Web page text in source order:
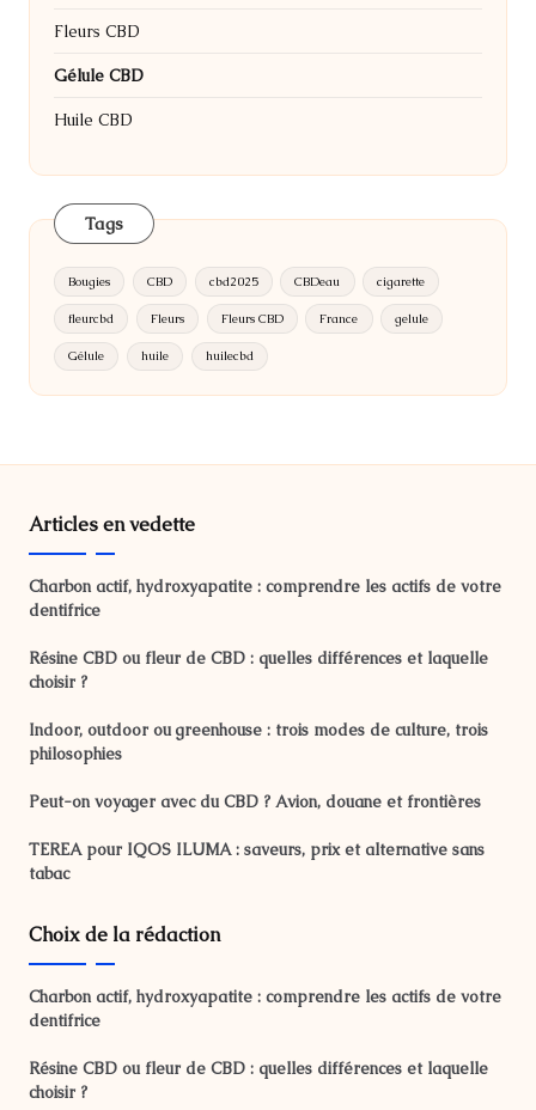
Fleurs CBD
Gélule CBD
Huile CBD
Tags
Bougies CBD cbd2025 CBDeau cigarette
fleurcbd Fleurs Fleurs CBD France gelule
Gélule huile huilecbd
Articles en vedette
Charbon actif, hydroxyapatite : comprendre les actifs de votre
dentifrice
Résine CBD ou fleur de CBD : quelles différences et laquelle
choisir ?
Indoor, outdoor ou greenhouse : trois modes de culture, trois
philosophies
Peut-on voyager avec du CBD ? Avion, douane et frontières
TEREA pour IQOS ILUMA : saveurs, prix et alternative sans
tabac
Choix de la rédaction
Charbon actif, hydroxyapatite : comprendre les actifs de votre
dentifrice
Résine CBD ou fleur de CBD : quelles différences et laquelle
choisir ?